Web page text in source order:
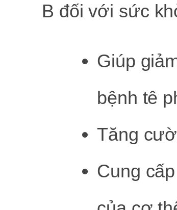
B đối với sức
Giúp
bệnh tê
Tăng
Cung